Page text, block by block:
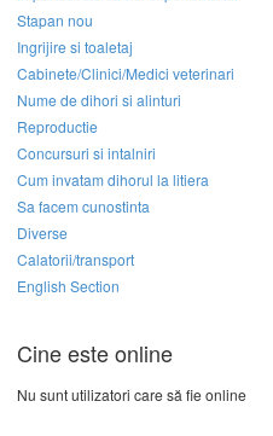
Stapan nou
Ingrijire si toaletaj
Cabinete/Clinici/Medici veterinari
Nume de dihori si alinturi
Reproductie
Concursuri si intalniri
Cum invatam dihorul la litiera
Sa facem cunostinta
Diverse
Calatorii/transport
English Section
Cine este online
Nu sunt utilizatori care să fie online